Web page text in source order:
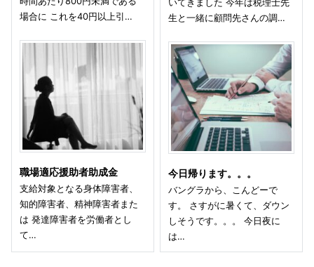
場合に これを40円以上引…
職場適応援助者助成金
支給対象となる身体障害者、
知的障害者、精神障害者また
は 発達障害者を労働者とし
て…
いてきました 今年は税理士先
生と一緒に顧問先さんの調…
今日帰ります。。。
バングラから、こんどーで
す。 さすがに暑くて、ダウン
しそうです。。。 今日夜に
は…